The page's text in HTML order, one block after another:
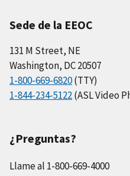
Sede de la EEOC
131 M Street, NE
Washington, DC 20507
1-800-669-6820(TTY)
1-844-234-5122(ASL Video
¿Preguntas?
Llame al 1-800-669-4000